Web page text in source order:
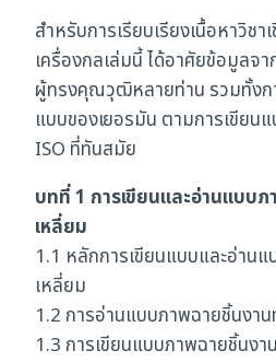
สำหรับการเรียบเรียงเนื้อหาวิช
เครื่องกลเล่มนี้ ได้อาศัยข้อมูลจ
ผู้ทรงคุณวุฒิหลายท่าน รวมทั้งก
แบบของเยอรมัน ตามการเขียน
ISO ที่ทันสมัย
บทที่ 1 การเขียนและอ่านแบบ
เหลี่ยม
1.1 หลักการเขียนแบบและอ่าน
เหลี่ยม
1.2 การอ่านแบบภาพฉายชิ้นงา
1.3 การเขียนแบบภาพฉายชิ้นงา